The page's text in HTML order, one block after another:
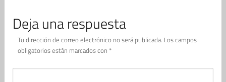
Deja una respuesta
Tu dirección de correo electrónico no será publicada. Los campos
obligatorios están marcados con *